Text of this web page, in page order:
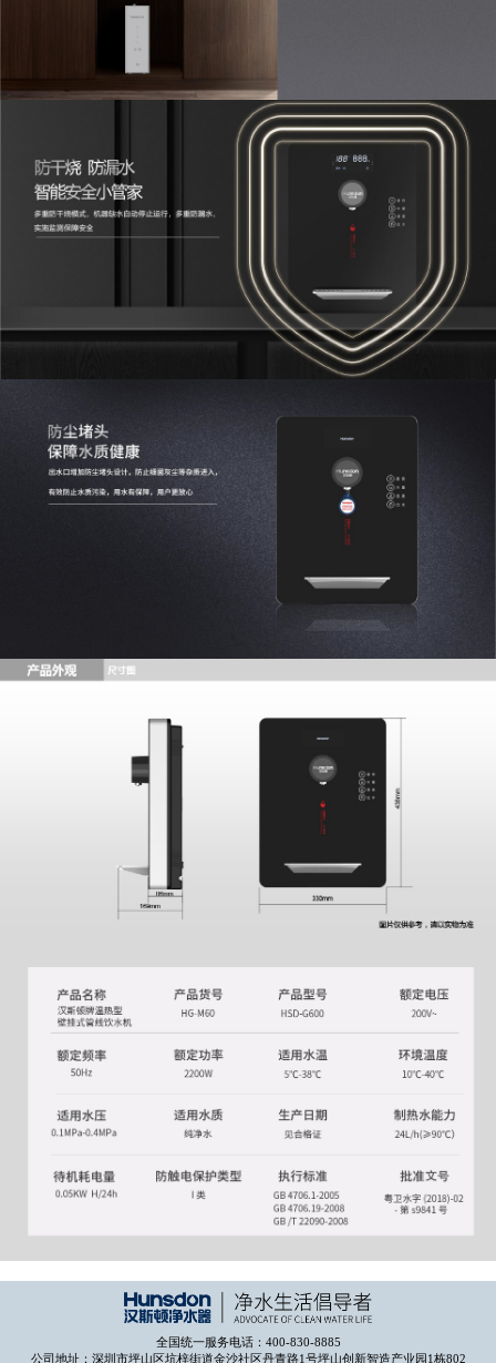
全国统一服务电话：400-830-8885
公司地址：深圳市坪山区坑梓街道金沙社区丹青路1号坪山创新智造产业园1栋802